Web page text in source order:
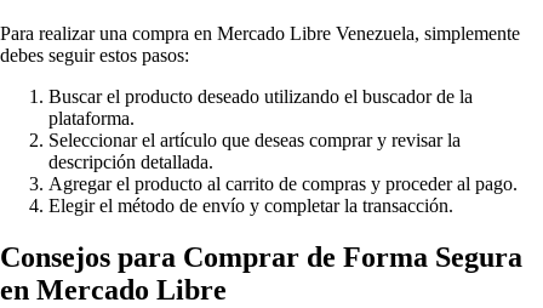
Para realizar una compra en Mercado Libre Venezuela, simplemente
debes seguir estos pasos:
Buscar el producto deseado utilizando el buscador de la
plataforma.
Seleccionar el artículo que deseas comprar y revisar la
descripción detallada.
Agregar el producto al carrito de compras y proceder al pago.
Elegir el método de envío y completar la transacción.
Consejos para Comprar de Forma Segura
en Mercado Libre